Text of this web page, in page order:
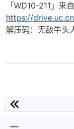
「WD10-211」来
https://
解压码：无敌牛头